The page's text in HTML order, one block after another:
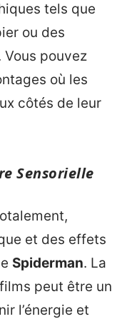
tels que
ou des
Vous pouvez
où les
côtés de leur
Sensorielle
et des effets
Spiderman. La
peut être un
l’énergie et